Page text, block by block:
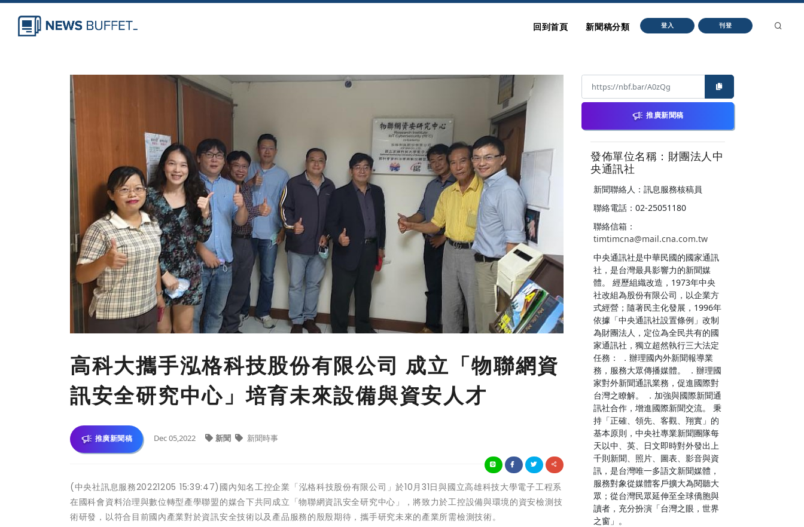
回到首頁 新聞稿分類 登入 刊登
高科大攜手泓格科技股份有限公司 成立「物聯網資
訊安全研究中心」培育未來設備與資安人才
推廣新聞稿 Dec 05,2022 新聞 新聞時事
(中央社訊息服務20221205 15:39:47)國內知名工控企業「泓格科技股份有限公司」於10月31日與國立高雄科技大學電子工程系
在國科會資料治理與數位轉型產學聯盟的媒合下共同成立「物聯網資訊安全研究中心」，將致力於工控設備與環境的資安檢測技
術研發，以符合目前國內產業對於資訊安全技術以及產品服務的殷殷期待，攜手研究未來的產業所需檢測技術。
推廣新聞稿
發佈單位名稱：財團法人中
央通訊社
新聞聯絡人：訊息服務核稿員
聯絡電話：02-25051180
聯絡信箱：
timtimcna@mail.cna.com.tw
中央通訊社是中華民國的國家通訊
社，是台灣最具影響力的新聞媒
體。 經歷組織改造，1973年中央
社改組為股份有限公司，以企業方
式經營；隨著民主化發展，1996年
依據「中央通訊社設置條例」改制
為財團法人，定位為全民共有的國
家通訊社，獨立超然執行三大法定
任務： ．辦理國內外新聞報導業
務，服務大眾傳播媒體。 ．辦理國
家對外新聞通訊業務，促進國際對
台灣之瞭解。 ．加強與國際新聞通
訊社合作，增進國際新聞交流。 秉
持「正確、領先、客觀、翔實」的
基本原則，中央社專業新聞團隊每
天以中、英、日文即時對外發出上
千則新聞、照片、圖表、影音與資
訊，是台灣唯一多語文新聞媒體，
服務對象從媒體客戶擴大為閱聽大
眾；從台灣民眾延伸至全球僑胞與
讀者，充分扮演「台灣之眼，世界
之窗」。